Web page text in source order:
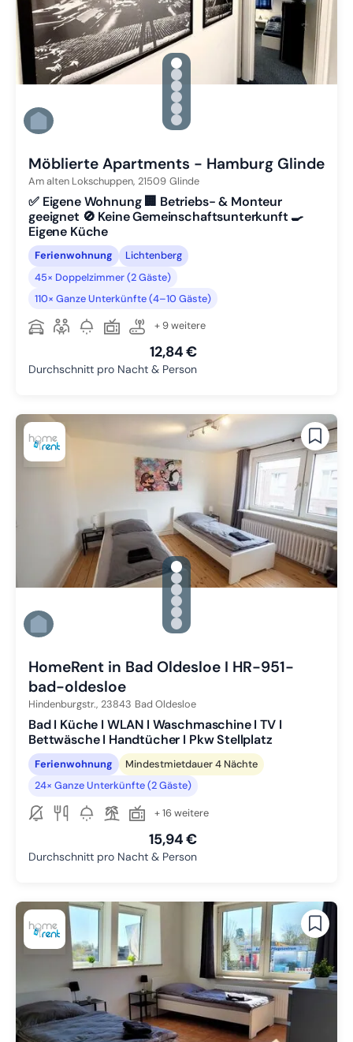
gallery.slide_selector
Zu Slide 1 wechseln
Zu Slide 2 wechseln
Zu Slide 3 wechseln
Zu Slide 4 wechseln
Zu Slide 5 wechseln
Zu Slide 6 wechseln
Möblierte Apartments - Hamburg Glinde
Am alten Lokschuppen, 21509 Glinde
✅ Eigene Wohnung 🏢 Betriebs- & Monteur
geeignet 🚫 Keine Gemeinschaftsunterkunft 🍳
Eigene Küche
Ferienwohnung
Lichtenberg
45× Doppelzimmer (2 Gäste)
110× Ganze Unterkünfte (4–10 Gäste)
+ 9 weitere
12,84 €
Durchschnitt pro Nacht & Person
gallery.slide_selector
Zu Slide 1 wechseln
Zu Slide 2 wechseln
Zu Slide 3 wechseln
Zu Slide 4 wechseln
Zu Slide 5 wechseln
Zu Slide 6 wechseln
HomeRent in Bad Oldesloe I HR-951-
bad-oldesloe
Hindenburgstr., 23843 Bad Oldesloe
Bad I Küche I WLAN I Waschmaschine I TV I
Bettwäsche I Handtücher I Pkw Stellplatz
Ferienwohnung
Mindestmietdauer 4 Nächte
24× Ganze Unterkünfte (2 Gäste)
+ 16 weitere
15,94 €
Durchschnitt pro Nacht & Person